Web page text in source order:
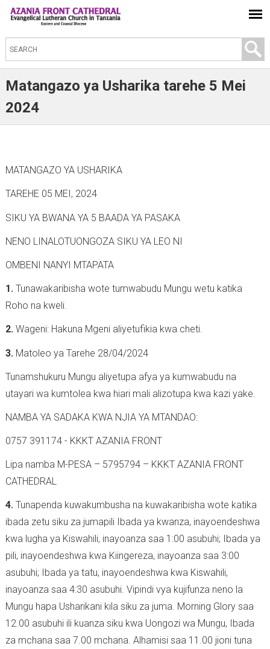
S
e
a
c
h
s
s
t
e
Matangazo ya Usharika tarehe 5 Mei
2024
MATANGAZO YA USHARIKA
TAREHE 05 MEI, 2024
SIKU YA BWANA YA 5 BAADA YA PASAKA
NENO LINALOTUONGOZA SIKU YA LEO NI
OMBENI NANYI MTAPATA
1. Tunawakaribisha wote tumwabudu Mungu wetu katika
Roho na kweli.
2. Wageni: Hakuna Mgeni aliyetufikia kwa cheti.
3. Matoleo ya Tarehe 28/04/2024
Tunamshukuru Mungu aliyetupa afya ya kumwabudu na
utayari wa kumtolea kwa hiari mali alizotupa kwa kazi yake.
NAMBA YA SADAKA KWA NJIA YA MTANDAO:
0757 391174 - KKKT AZANIA FRONT
Lipa namba M-PESA – 5795794 – KKKT AZANIA FRONT
CATHEDRAL
4. Tunapenda kuwakumbusha na kuwakaribisha wote katika
ibada zetu siku za jumapili Ibada ya kwanza, inayoendeshwa
kwa lugha ya Kiswahili, inayoanza saa 1:00 asubuhi; Ibada ya
pili, inayoendeshwa kwa Kiingereza, inayoanza saa 3:00
asubuhi; Ibada ya tatu, inayoendeshwa kwa Kiswahili,
inayoanza saa 4:30 asubuhi. Vipindi vya kujifunza neno la
Mungu hapa Usharikani kila siku za juma. Morning Glory saa
12.00 asubuhi ili kuanza siku kwa Uongozi wa Mungu, Ibada
za mchana saa 7.00 mchana. Alhamisi saa 11.00 jioni tuna